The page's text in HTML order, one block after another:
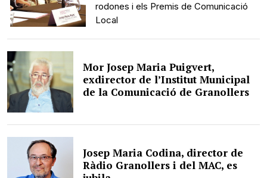
rodones i els Premis de Comunicació
Local
Mor Josep Maria Puigvert,
exdirector de l’Institut Municipal
de la Comunicació de Granollers
Josep Maria Codina, director de
Ràdio Granollers i del MAC, es